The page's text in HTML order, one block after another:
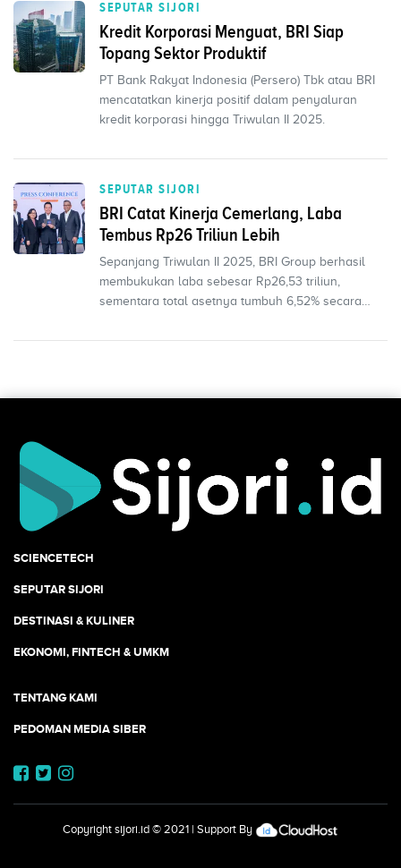
SEPUTAR SIJORI
Kredit Korporasi Menguat, BRI Siap
Topang Sektor Produktif
PT Bank Rakyat Indonesia (Persero) Tbk atau BRI
mencatatkan kinerja positif dalam penyaluran
kredit korporasi hingga Triwulan II 2025.
SEPUTAR SIJORI
BRI Catat Kinerja Cemerlang, Laba
Tembus Rp26 Triliun Lebih
Sepanjang Triwulan II 2025, BRI Group berhasil
membukukan laba sebesar Rp26,53 triliun,
sementara total asetnya tumbuh 6,52% secara
SCIENCETECH
SEPUTAR SIJORI
DESTINASI & KULINER
EKONOMI, FINTECH & UMKM
TENTANG KAMI
PEDOMAN MEDIA SIBER
Copyright sijori.id© 2021 | Support By